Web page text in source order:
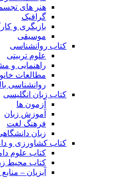
هنر های
گرافیک
بازیگری و
موسیقی
کتاب روانشناسی
علوم تربیتی
راهنمایی و
مطالعات
روانشناسی
کتاب زبان انگلیسی
آزمون ها
آموزش زبان
فرهنگ لغت
زبان
کتاب کشاورزی و
کتاب علوم
کتاب محیط
آبزیان –